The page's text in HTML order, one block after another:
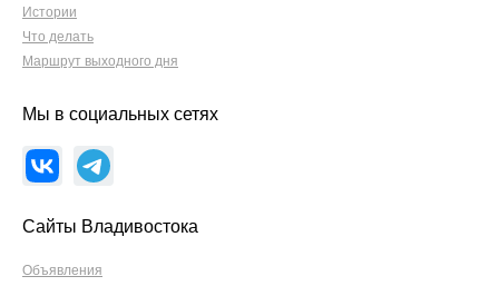
Истории
Что делать
Маршрут выходного дня
Мы в социальных сетях
Сайты Владивостока
Объявления